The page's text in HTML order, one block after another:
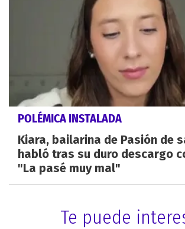
POLÉMICA INSTALADA
Kiara, bailarina de Pasión de
habló tras su duro descargo
"La pasé muy mal"
Te puede